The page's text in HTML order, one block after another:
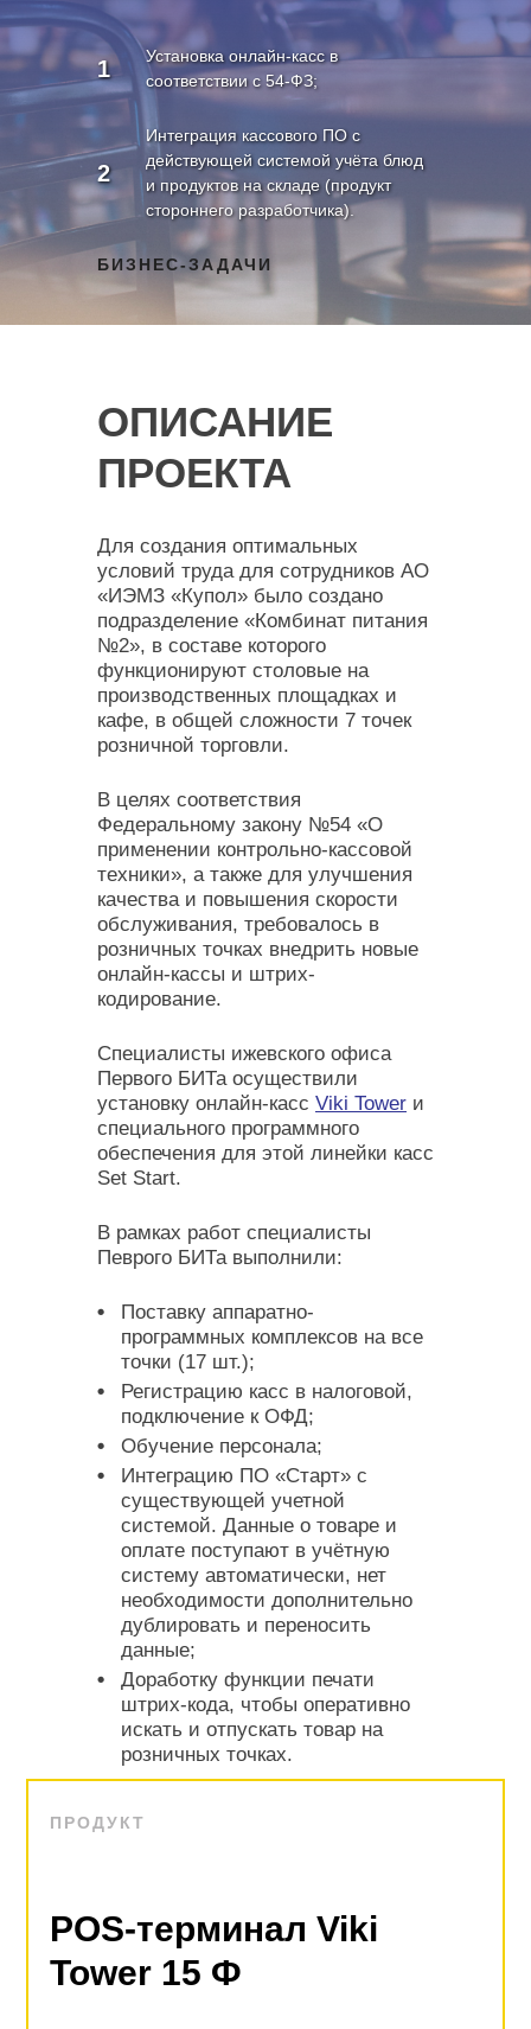
1
Установка онлайн-касс в
соответствии с 54-ФЗ;
2
Интеграция кассового ПО с
действующей системой учёта блюд
и продуктов на складе (продукт
стороннего разработчика).
БИЗНЕС-ЗАДАЧИ
ОПИСАНИЕ
ПРОЕКТА
Для создания оптимальных
условий труда для сотрудников АО
«ИЭМЗ «Купол» было создано
подразделение «Комбинат питания
№2», в составе которого
функционируют столовые на
производственных площадках и
кафе, в общей сложности 7 точек
розничной торговли.
В целях соответствия
Федеральному закону №54 «О
применении контрольно-кассовой
техники», а также для улучшения
качества и повышения скорости
обслуживания, требовалось в
розничных точках внедрить новые
онлайн-кассы и штрих-
кодирование.
Специалисты ижевского офиса
Первого БИТа осуществили
установку онлайн-касс Viki Tower и
специального программного
обеспечения для этой линейки касс
Set Start.
В рамках работ специалисты
Певрого БИТа выполнили:
Поставку аппаратно-
программных комплексов на все
точки (17 шт.);
Регистрацию касс в налоговой,
подключение к ОФД;
Обучение персонала;
Интеграцию ПО «Старт» с
существующей учетной
системой. Данные о товаре и
оплате поступают в учётную
систему автоматически, нет
необходимости дополнительно
дублировать и переносить
данные;
Доработку функции печати
штрих-кода, чтобы оперативно
искать и отпускать товар на
розничных точках.
ПРОДУКТ
POS-терминал Viki
Tower 15 Ф